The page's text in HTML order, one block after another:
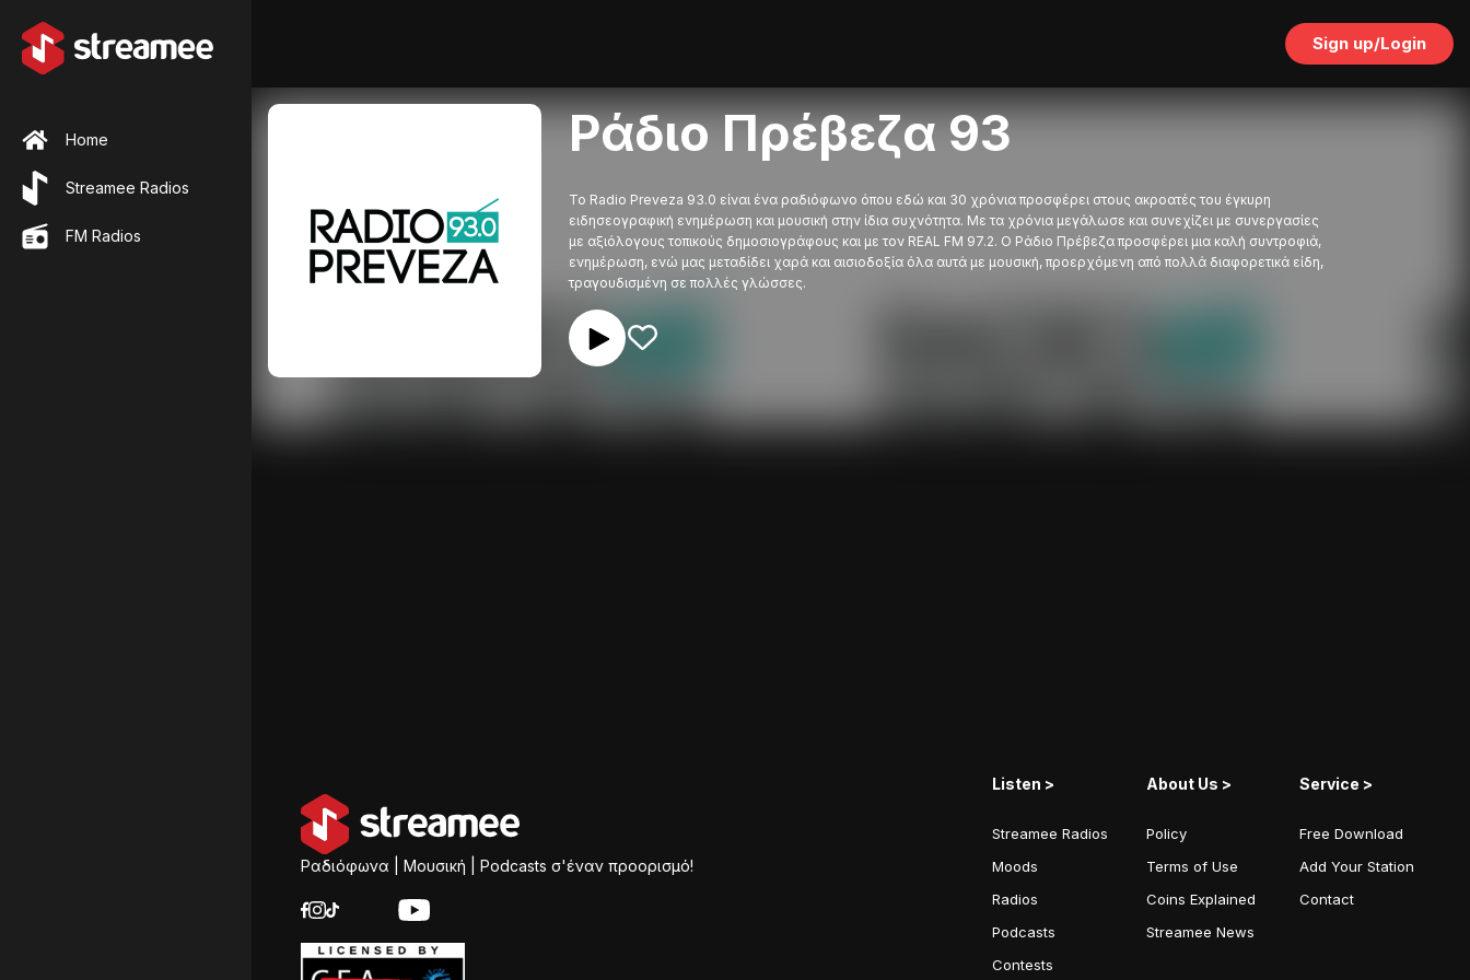
Home
Streamee Radios
FM Radios
Sign up/Login
Ράδιο Πρέβεζα 93
Το Radio Preveza 93.0 είναι ένα ραδιόφωνο όπου εδώ και 30 χρόνια προσφέρει στους ακροατές του έγκυρη
ειδησεογραφική ενημέρωση και μουσική στην ίδια συχνότητα. Με τα χρόνια μεγάλωσε και συνεχίζει με συνεργασίες
με αξιόλογους τοπικούς δημοσιογράφους και με τον REAL FM 97.2. Ο Ράδιο Πρέβεζα προσφέρει μια καλή συντροφιά,
ενημέρωση, ενώ μας μεταδίδει χαρά και αισιοδοξία όλα αυτά με μουσική, προερχόμενη από πολλά διαφορετικά είδη,
τραγουδισμένη σε πολλές γλώσσες.
Ραδιόφωνα | Μουσική | Podcasts σ'έναν προορισμό!
Listen >
Streamee Radios
Moods
Radios
Podcasts
Contests
About Us >
Policy
Terms of Use
Coins Explained
Streamee News
Service >
Free Download
Add Your Station
Contact